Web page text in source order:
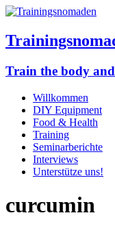
Train the body
Willkommen
DIY Equipment
Food & Health
Training
Seminarberichte
Interviews
Unterstütze uns!
curcumin